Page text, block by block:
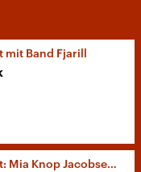
mit Band Fjarill
und Band mit Album „Ease“